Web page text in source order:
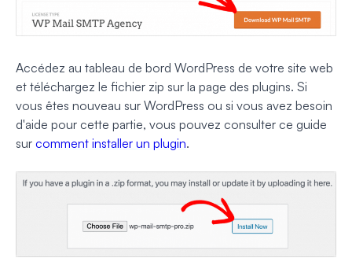
Accédez au tableau de bord WordPress de votre site web
et téléchargez le fichier zip sur la page des plugins. Si
vous êtes nouveau sur WordPress ou si vous avez besoin
d'aide pour cette partie, vous pouvez consulter ce guide
sur comment installer un plugin.